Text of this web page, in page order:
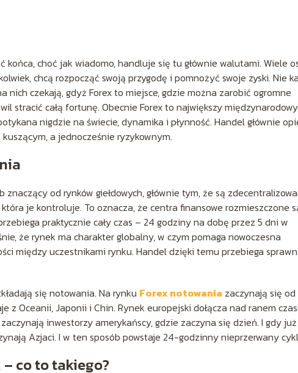
końca, choć jak wiadomo, handluje się tu głównie walutami. Wiele
chcą rozpocząć swoją przygodę i pomnożyć swoje zyski. Nie
czekają, gdyż Forex to miejsce, gdzie można zarobić ogromne
stracić całą fortunę. Obecnie Forex to największy międzynarodowy
nigdzie na świecie, dynamika i płynność. Handel głównie
a jednocześnie ryzykownym.
od rynków giełdowych, głównie tym, że są
je kontroluje. To oznacza, że centra finansowe rozmieszczone
praktycznie cały czas – 24 godziny na dobę przez 5 dni w
że rynek ma charakter globalny, w czym pomaga nowoczesna
między uczestnikami rynku. Handel dzięki temu przebiega
się notowania. Na rynku Forex notowania zaczynają się od
z Oceanii, Japonii i Chin. Rynek europejski dołącza nad ranem
inwestorzy amerykańscy, gdzie zaczyna się dzień. I gdy już
Azjaci. I w ten sposób powstaje 24-godzinny nieprzerwany
co to takiego?